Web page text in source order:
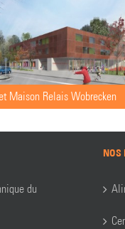
Maison Relais Wobrecken
du
NOS